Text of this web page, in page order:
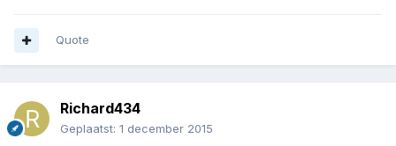
Quote
Richard434
Geplaatst: 1 december 2015